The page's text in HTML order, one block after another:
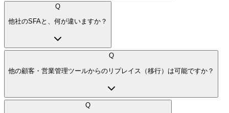
Q
他社のSFAと、何が違いますか？
Q
他の顧客・営業管理ツールからのリプレイス（移行）は可能ですか？
Q